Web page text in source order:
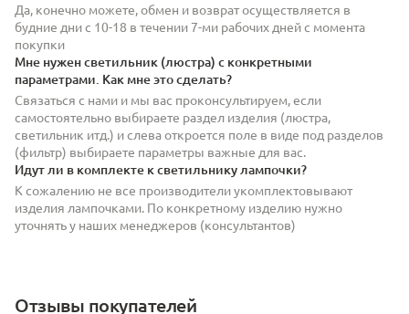
Да, конечно можете, обмен и возврат осуществляется в
будние дни с 10-18 в течении 7-ми рабочих дней с момента
покупки
Мне нужен светильник (люстра) с конкретными
параметрами. Как мне это сделать?
Связаться с нами и мы вас проконсультируем, если
самостоятельно выбираете раздел изделия (люстра,
светильник итд.) и слева откроется поле в виде под разделов
(фильтр) выбираете параметры важные для вас.
Идут ли в комплекте к светильнику лампочки?
К сожалению не все производители укомплектовывают
изделия лампочками. По конкретному изделию нужно
уточнять у наших менеджеров (консультантов)
Отзывы покупателей